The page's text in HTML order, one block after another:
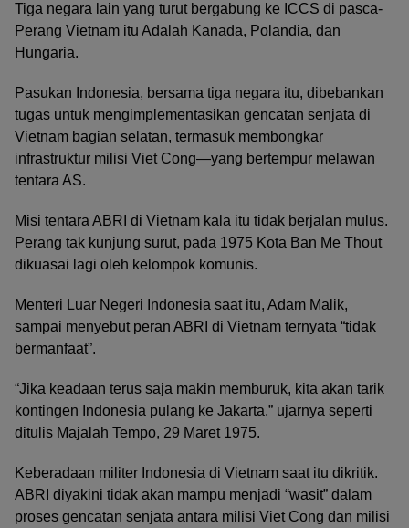
Tiga negara lain yang turut bergabung ke ICCS di pasca-
Perang Vietnam itu Adalah Kanada, Polandia, dan
Hungaria.
Pasukan Indonesia, bersama tiga negara itu, dibebankan
tugas untuk mengimplementasikan gencatan senjata di
Vietnam bagian selatan, termasuk membongkar
infrastruktur milisi Viet Cong—yang bertempur melawan
tentara AS.
Misi tentara ABRI di Vietnam kala itu tidak berjalan mulus.
Perang tak kunjung surut, pada 1975 Kota Ban Me Thout
dikuasai lagi oleh kelompok komunis.
Menteri Luar Negeri Indonesia saat itu, Adam Malik,
sampai menyebut peran ABRI di Vietnam ternyata “tidak
bermanfaat”.
“Jika keadaan terus saja makin memburuk, kita akan tarik
kontingen Indonesia pulang ke Jakarta,” ujarnya seperti
ditulis Majalah Tempo, 29 Maret 1975.
Keberadaan militer Indonesia di Vietnam saat itu dikritik.
ABRI diyakini tidak akan mampu menjadi “wasit” dalam
proses gencatan senjata antara milisi Viet Cong dan milisi